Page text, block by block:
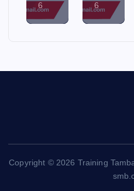
6 6
Copyright © 2026 Training